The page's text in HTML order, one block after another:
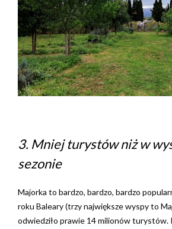
3. Mniej turystów niż w
sezonie
Majorka to bardzo, bardzo, bardzo
roku Baleary (trzy największe wyspy to
odwiedziło prawie 14 milionów turystów.